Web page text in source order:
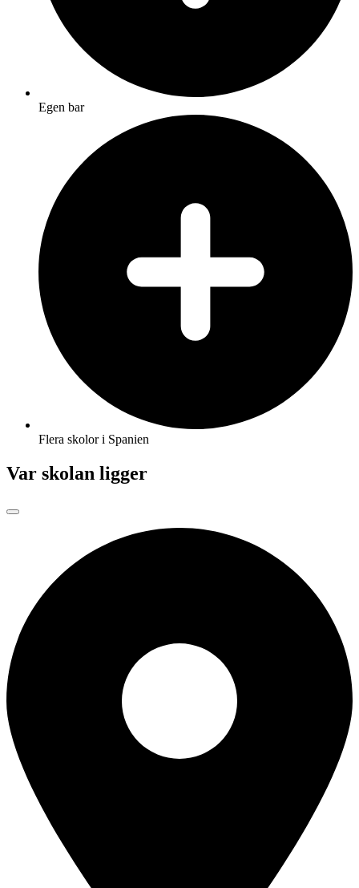
Egen bar
Flera skolor i Spanien
Var skolan ligger